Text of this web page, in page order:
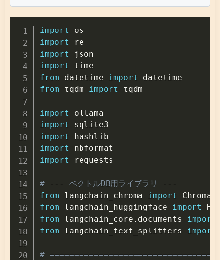
import
import
import
import
from datetime import
from tqdm import tqdm
import
import
import
import
import requests
# --- ベクトルDB用ライブラリ ---
from langchain_chroma import
from langchain_huggingface import
from langchain_core . documents import
from langchain_text_splitters import
#